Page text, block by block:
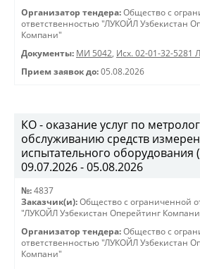
Организатор тендера: Общество с
ответственностью "ЛУКОЙЛ Узбекистан
Компани"
Документы: МИ 5042, Исх. 02-01-32-5281
Прием заявок до: 05.08.2026
КО - оказание услуг по
обслуживанию средств
испытательного оборудования
09.07.2026 - 05.08.2026
№: 4837
Заказчик(и): Общество с ограниченной
"ЛУКОЙЛ Узбекистан Оперейтинг
Организатор тендера: Общество с
ответственностью "ЛУКОЙЛ Узбекистан
Компани"